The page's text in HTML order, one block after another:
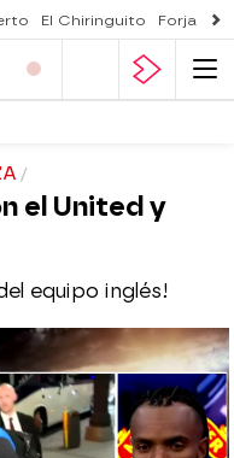
El Chiringuito Forjado
el United y
equipo inglés!